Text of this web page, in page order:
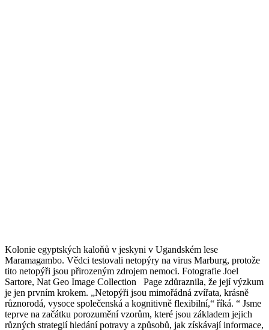
Kolonie egyptských kaloňů v jeskyni v Ugandském lese
Maramagambo. Vědci testovali netopýry na virus Marburg, protože
tito netopýři jsou přirozeným zdrojem nemoci. Fotografie Joel
Sartore, Nat Geo Image Collection
Page zdůraznila, že její výzkum
je jen prvním krokem. „Netopýři jsou mimořádná zvířata, krásně
různorodá, vysoce společenská a kognitivně flexibilní,“ říká. “ Jsme
teprve na začátku porozumění vzorům, které jsou základem jejich
různých strategií hledání potravy a způsobů, jak získávají informace,